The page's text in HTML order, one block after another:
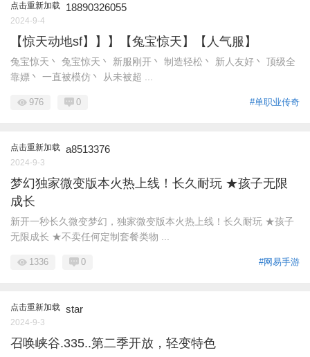
点击重新加载 18890326055
2024-9-4
【惊天动地sf】】】【兔宝惊天】【人气服】
兔宝惊天丶 兔宝惊天丶 新服刚开丶 制造轻松丶 新人友好丶 顶级全
靠嫖丶 一直被模仿丶 从未被超 ...
#单职业传奇
976 0
点击重新加载 a8513376
2024-9-3
梦幻独家微变版本火热上线！长久耐玩 ★孩子无限
成长
新开一秒长久微变梦幻，独家微变版本火热上线！长久耐玩 ★孩子
无限成长 ★不卖任何定制套餐类物 ...
#网易手游
1336 0
点击重新加载 star
2024-9-3
召唤峡谷.335..第二季开放，轻变特色